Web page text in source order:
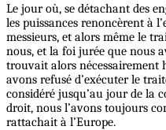
Le jour où, se détachant des
les puissances renoncèrent à
messieurs, et alors même le
nous, et la foi jurée que nous
trouvait alors nécessairement
avons refusé d’exécuter le
considéré jusqu’au jour de la
droit, nous l’avons toujours
rattachait à l’Europe.